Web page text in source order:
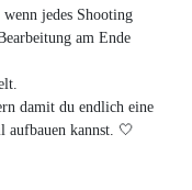
jedes Shooting
am Ende
damit du endlich eine
aufbauen kannst. 🤍